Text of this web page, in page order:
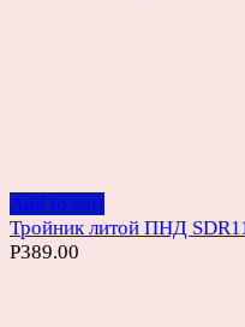
Add to cart
Тройник литой ПНД
Р389.00